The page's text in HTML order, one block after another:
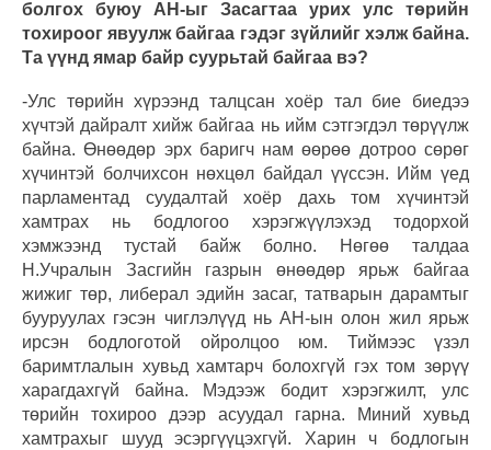
болгох буюу АН-ыг Засагтаа урих улс төрийн
тохироог явуулж байгаа гэдэг зүйлийг хэлж байна.
Та үүнд ямар байр суурьтай байгаа вэ?
-Улс төрийн хүрээнд талцсан хоёр тал бие биедээ
хүчтэй дайралт хийж байгаа нь ийм сэтгэгдэл төрүүлж
байна. Өнөөдөр эрх баригч нам өөрөө дотроо сөрөг
хүчинтэй болчихсон нөхцөл байдал үүссэн. Ийм үед
парламентад суудалтай хоёр дахь том хүчинтэй
хамтрах нь бодлогоо хэрэгжүүлэхэд тодорхой
хэмжээнд тустай байж болно. Нөгөө талдаа
Н.Учралын Засгийн газрын өнөөдөр ярьж байгаа
жижиг төр, либерал эдийн засаг, татварын дарамтыг
бууруулах гэсэн чиглэлүүд нь АН-ын олон жил ярьж
ирсэн бодлоготой ойролцоо юм. Тиймээс үзэл
баримтлалын хувьд хамтарч болохгүй гэх том зөрүү
харагдахгүй байна. Мэдээж бодит хэрэгжилт, улс
төрийн тохироо дээр асуудал гарна. Миний хувьд
хамтрахыг шууд эсэргүүцэхгүй. Харин ч бодлогын